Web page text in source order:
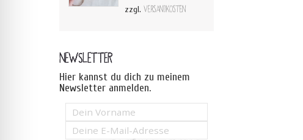
zzgl. Versandkosten
NEWSLETTER
Hier kannst du dich zu meinem
Newsletter anmelden.